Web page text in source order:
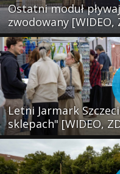
Ostatni moduł
zwodowany [WIDEO,
Letni Jarmark
sklepach" [WIDEO,